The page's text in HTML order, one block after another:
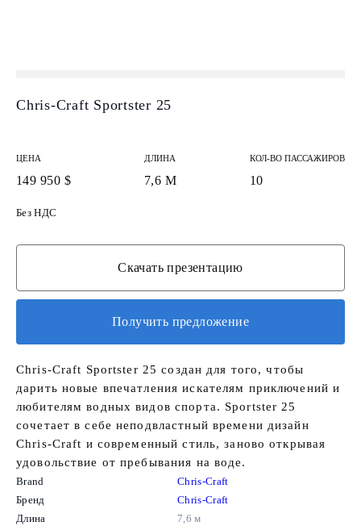
Chris-Craft Sportster 25
Chris-Craft Sportster 25 создан для того, чтобы
дарить новые впечатления искателям приключений и
любителям водных видов спорта. Sportster 25
сочетает в себе неподвластный времени дизайн
Chris-Craft и современный стиль, заново открывая
удовольствие от пребывания на воде.
Brand
Chris-Craft
Бренд
Chris-Craft
Длина
7,6 м
ЦЕНА
149 950 $
ДЛИНА
7,6 М
КОЛ-ВО ПАССАЖИРОВ
10
Без НДС
Скачать презентацию
Получить предложение